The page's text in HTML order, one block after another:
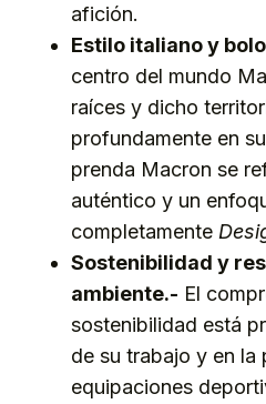
afición.
Estilo italiano y
centro del mundo
raíces y dicho
profundamente en
prenda Macron se
auténtico y un
completamente
Sostenibilidad y
ambiente.- El
sostenibilidad está
de su trabajo y en la
equipaciones